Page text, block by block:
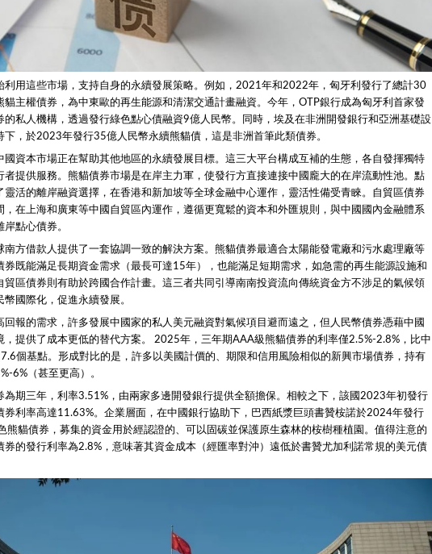
利用這些市場，支持自身的永續發展策略。例如，2021年和2022年，匈牙利發行了總計30
貓主權債券，為中東歐的再生能源和清潔交通計畫融資。今年，OTP銀行成為匈牙利首家發
的私人機構，透過發行綠色點心債融資9億人民幣。同時，埃及在非洲開發銀行和亞洲基礎設
下，於2023年發行35億人民幣永續熊貓債，這是非洲首筆此類債券。
國資本市場正在幫助其他地區的永續發展目標。這三大平台構成互補的生態，各自發揮獨特
者提供服務。熊貓債券市場是在岸主力軍，使發行方直接連接中國龐大的在岸流動性池。點
靈活的離岸融資選擇，在香港和新加坡等全球金融中心運作，靈活性備受青睞。自貿區債券
，在上海和廣東等中國自貿區內運作，遵循更寬鬆的資本和外匯規則，與中國國內金融體系
點心債券。
南方借款人提供了一套協調一致的解決方案。熊貓債券最適合太陽能發電廠和污水處理廠等
券既能滿足長期資金需求（最長可達15年），也能滿足短期需求，如急需的再生能源設施和
貿區債券則有助於跨國合作計畫。這三者共同引導南南投資流向傳統資金方不涉足的氣候領
國際化，促進永續發展。
回報的需求，許多發展中國家的私人美元融資對氣候項目避而遠之，但人民幣債券憑藉中國
，提供了成本更低的替代方案。 2025年，三年期AAA級熊貓債券的利率僅2.5%-2.8%，比中
個基點。形成對比的是，許多以美國計價的、期限和信用風險相似的新興市場債券，持有
6%（甚至更高）。
為期三年，利率3.51%，由兩家多邊開發銀行提供全額擔保。相較之下，該國2023年初發行
券利率高達11.63%。企業層面，在中國銀行協助下，巴西紙漿巨頭書贊桉諾於2024年發行
熊貓債券，募集的資金用於經認證的、可以固碳並保護原生森林的桉樹種植園。值得注意的
券的發行利率為2.8%，意味著其資金成本（經匯率對沖）遠低於書贊尤加利諾常規的美元債